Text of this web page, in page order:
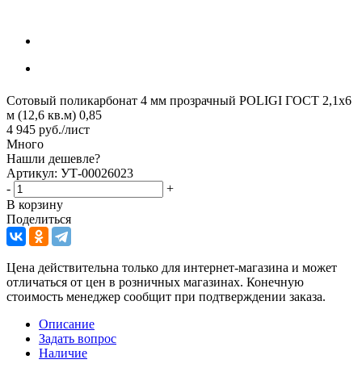
Сотовый поликарбонат 4 мм прозрачный POLIGI ГОСТ 2,1х6
м (12,6 кв.м) 0,85
4 945 руб./лист
Много
Нашли дешевле?
Артикул: УТ-00026023
-
+
В корзину
Поделиться
Цена действительна только для интернет-магазина и может
отличаться от цен в розничных магазинах. Конечную
стоимость менеджер сообщит при подтверждении заказа.
Описание
Задать вопрос
Наличие